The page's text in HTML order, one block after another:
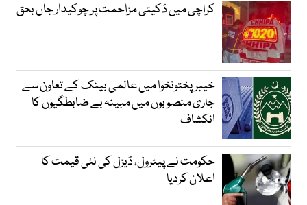
کراچی میں ڈکیتی مزاحمت پر چوکیدار جاں بحق
خیبرپختونخوا میں عالمی بینک کے تعاون سے
جاری منصوبوں میں مبینہ بے ضابطگیوں کا
انکشاف
حکومت نے پیٹرول، ڈیزل کی نئی قیمت کا
اعلان کردیا